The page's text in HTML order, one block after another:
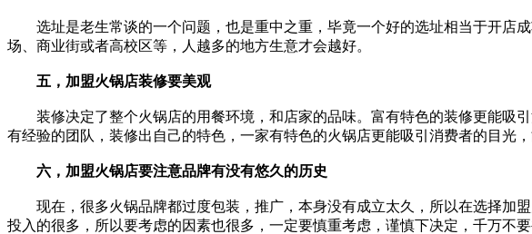
选址是老生常谈的一个问题，也是重中之重，毕竟一个好的选址相当于开店
场、商业街或者高校区等，人越多的地方生意才会越好。
五，加盟火锅店装修要美观
装修决定了整个火锅店的用餐环境，和店家的品味。富有特色的装修更能吸
有经验的团队，装修出自己的特色，一家有特色的火锅店更能吸引消费者的目光
六，加盟火锅店要注意品牌有没有悠久的历史
现在，很多火锅品牌都过度包装，推广，本身没有成立太久，所以在选择加
投入的很多，所以要考虑的因素也很多，一定要慎重考虑，谨慎下决定，千万不